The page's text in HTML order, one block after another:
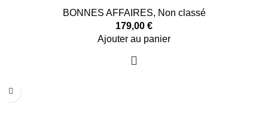
BONNES AFFAIRES, Non classé
179,00 €
Ajouter au panier